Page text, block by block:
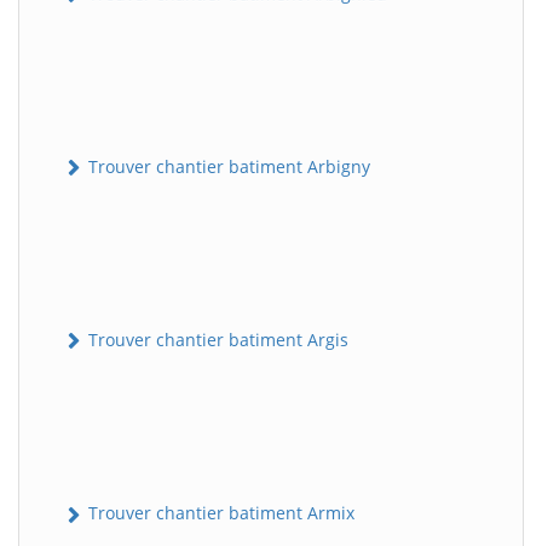
Trouver chantier batiment Arbigny
Trouver chantier batiment Argis
Trouver chantier batiment Armix